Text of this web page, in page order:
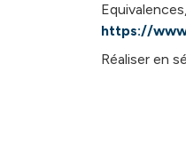
https://
Réaliser en